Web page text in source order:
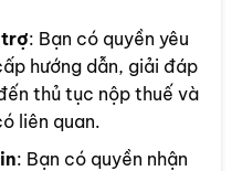
: Bạn có quyền yêu
hướng dẫn, giải đáp
thủ tục nộp thuế và
liên quan.
: Bạn có quyền nhận